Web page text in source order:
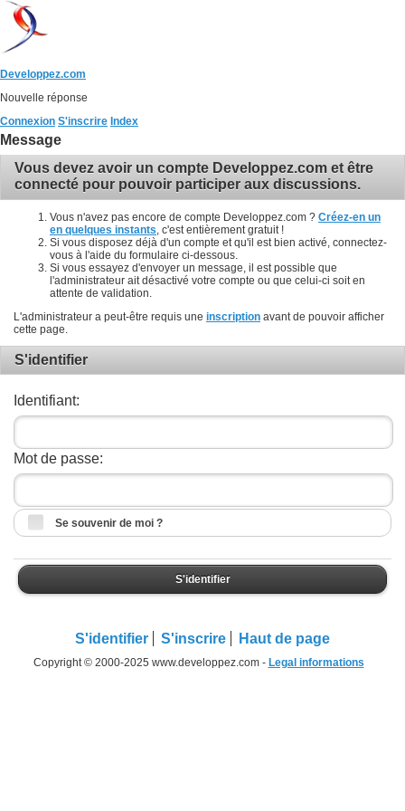
Developpez.com
Nouvelle réponse
Connexion S'inscrire Index
Message
Vous devez avoir un compte Developpez.com et être
connecté pour pouvoir participer aux discussions.
Vous n'avez pas encore de compte Developpez.com ? Créez-en un
en quelques instants , c'est entièrement gratuit !
Si vous disposez déjà d'un compte et qu'il est bien activé, connectez-
vous à l'aide du formulaire ci-dessous.
Si vous essayez d'envoyer un message, il est possible que
l'administrateur ait désactivé votre compte ou que celui-ci soit en
attente de validation.
L'administrateur a peut-être requis une inscription avant de pouvoir afficher
cette page.
S'identifier
Identifiant:
Mot de passe:
Se souvenir de moi ?
S'identifier
S'identifier S'inscrire Haut de page
Copyright © 2000-2025 www.developpez.com - Legal informations